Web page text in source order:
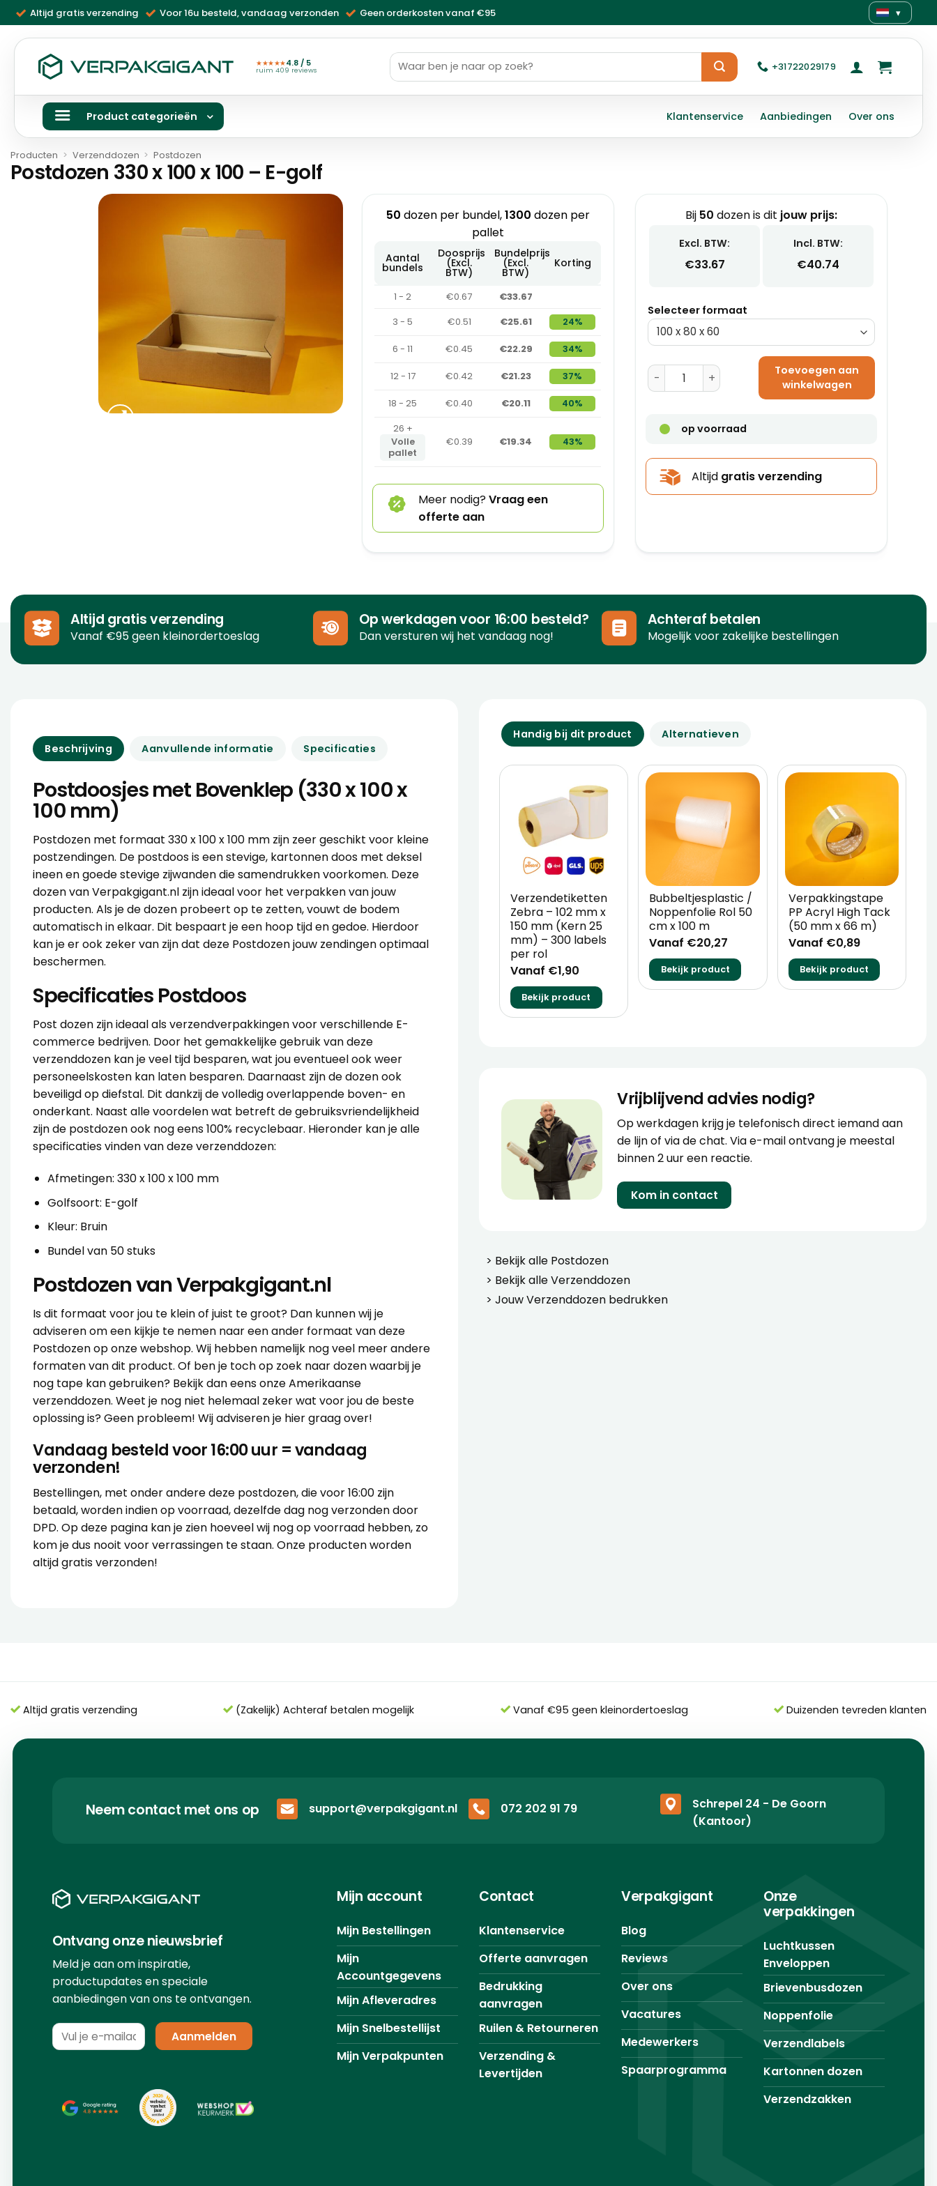
naar
inhoud
Altijd gratis verzending Voor 16u besteld, vandaag verzonden Geen orderkosten vanaf €95 ▾
★★★★★4.8 / 5
ruim 409 reviews
Zoeken
naar:
+31722029179
Product categorieën Klantenservice Aanbiedingen Over ons
Producten > Verzenddozen > Postdozen
Postdozen 330 x 100 x 100 – E-golf
50 dozen per bundel,1300 dozen per
pallet
Aantal
bundels
Doosprijs
(Excl.
BTW)
Bundelprijs
(Excl.
BTW)
Korting
1 - 2 €0.67
€33.67
3 - 5
€0.51 €25.61 24%
6 - 11 €0.45 €22.29 34%
12 - 17 €0.42 €21.23 37%
18 - 25 €0.40 €20.11
40%
26 +
Volle
pallet
€0.39 €19.34 43%
Meer nodig?Vraag een
offerte aan
Bij 50 dozen is dit jouw prijs:
Excl. BTW:
€33.67
Incl. BTW:
€40.74
Selecteer formaat
Postdozen 330 x 100 x 100 - E-golf aantal
Toevoegen aan
winkelwagen
op voorraad
Altijd gratis verzending
Altijd gratis verzending
Vanaf €95 geen kleinordertoeslag
Op werkdagen voor 16:00 besteld?
Dan versturen wij het vandaag nog!
Achteraf betalen
Mogelijk voor zakelijke bestellingen
Beschrijving Aanvullende informatie Specificaties
Postdoosjes met Bovenklep (330 x 100 x
100 mm)
Postdozen met formaat 330 x 100 x 100 mm zijn zeer geschikt voor kleine
postzendingen. De postdoos is een stevige, kartonnen doos met deksel
ineen en goede stevige zijwanden die samendrukken voorkomen. Deze
dozen van Verpakgigant.nl zijn ideaal voor het verpakken van jouw
producten. Als je de dozen probeert op te zetten, vouwt de bodem
automatisch in elkaar. Dit bespaart je een hoop tijd en gedoe. Hierdoor
kan je er ook zeker van zijn dat deze Postdozen jouw zendingen optimaal
beschermen.
Specificaties Postdoos
Post dozen zijn ideaal als verzendverpakkingen voor verschillende E-
commerce bedrijven. Door het gemakkelijke gebruik van deze
verzenddozen kan je veel tijd besparen, wat jou eventueel ook weer
personeelskosten kan laten besparen. Daarnaast zijn de dozen ook
beveiligd op diefstal. Dit dankzij de volledig overlappende boven- en
onderkant. Naast alle voordelen wat betreft de gebruiksvriendelijkheid
zijn de postdozen ook nog eens 100% recyclebaar. Hieronder kan je alle
specificaties vinden van deze verzenddozen:
Afmetingen: 330 x 100 x 100 mm
Golfsoort: E-golf
Kleur: Bruin
Bundel van 50 stuks
Postdozen van Verpakgigant.nl
Is dit formaat voor jou te klein of juist te groot? Dan kunnen wij je
adviseren om een kijkje te nemen naar een ander formaat van deze
Postdozen op onze webshop. Wij hebben namelijk nog veel meer andere
formaten van dit product. Of ben je toch op zoek naar dozen waarbij je
nog tape kan gebruiken? Bekijk dan eens onzeAmerikaanse
verzenddozen. Weet je nog niet helemaal zeker wat voor jou de beste
oplossing is? Geen probleem! Wijadviserenje hier graag over!
Vandaag besteld voor 16:00 uur = vandaag
verzonden!
Bestellingen, met onder andere deze postdozen, die voor 16:00 zijn
betaald, worden indien op voorraad, dezelfde dag nog verzonden door
DPD. Op deze pagina kan je zien hoeveel wij nog op voorraad hebben, zo
kom je dus nooit voor verrassingen te staan. Onze producten worden
altijd gratis verzonden!
Handig bij dit product Alternatieven
Verzendetiketten
Zebra – 102 mm x
150 mm (Kern 25
mm) – 300 labels
per rol
Vanaf €1,90
Bekijk product
Bubbeltjesplastic /
Noppenfolie Rol 50
cm x 100 m
Vanaf €20,27
Bekijk product
Verpakkingstape
PP Acryl High Tack
(50 mm x 66 m)
Vanaf €0,89
Bekijk product
Vrijblijvend advies nodig?
Op werkdagen krijg je telefonisch direct iemand aan
de lijn of via de chat. Via e-mail ontvang je meestal
binnen 2 uur een reactie.
Kom in contact
> Bekijk alle Postdozen
> Bekijk alleVerzenddozen
> JouwVerzenddozen bedrukken
Altijd gratis verzending (Zakelijk) Achteraf betalen mogelijk Vanaf €95 geen kleinordertoeslag Duizenden tevreden klanten
Neem contact met ons op support@verpakgigant.nl 072 202 91 79
Schrepel 24 - De Goorn
(Kantoor)
Ontvang onze nieuwsbrief
Meld je aan om inspiratie,
productupdates en speciale
aanbiedingen van ons te ontvangen.
Mijn account
Mijn Bestellingen
Mijn
Accountgegevens
Mijn Afleveradres
Mijn Snelbestellijst
Mijn Verpakpunten
Contact
Klantenservice
Offerte aanvragen
Bedrukking
aanvragen
Ruilen & Retourneren
Verzending &
Levertijden
Verpakgigant
Blog
Reviews
Over ons
Vacatures
Medewerkers
Spaarprogramma
Onze
verpakkingen
Luchtkussen
Enveloppen
Brievenbusdozen
Noppenfolie
Verzendlabels
Kartonnen dozen
Verzendzakken